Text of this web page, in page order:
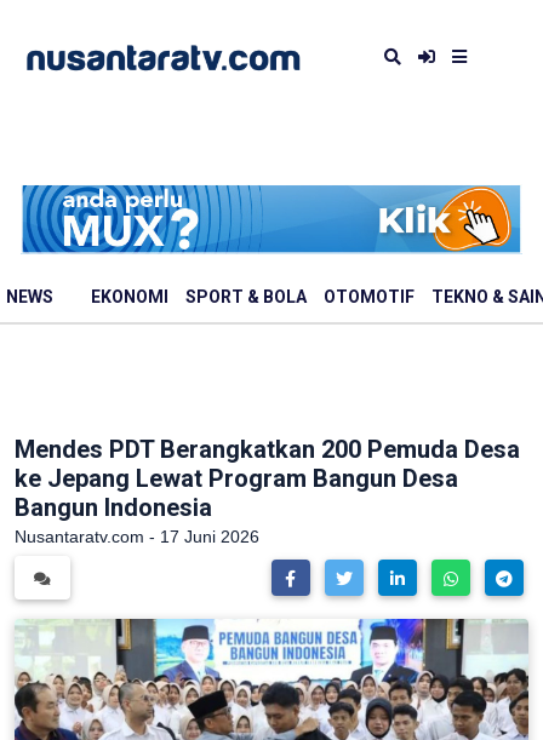
NEWS EKONOMI SPORT & BOLA OTOMOTIF TEKNO &
Mendes PDT Berangkatkan 200 Pemuda Desa
ke Jepang Lewat Program Bangun Desa
Bangun Indonesia
Nusantaratv.com - 17 Juni 2026